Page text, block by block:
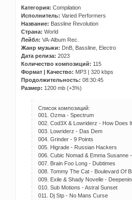
Категория: Compilation
Исполнитель: Varied Performers
Название: Bassline Revolution
Страна: World
Лейбл: VA-Album Rec.
Жанр музыки: DnB, Bassline, Electro
Дата релиза: 2023
Количество композиций: 115
Формат | Качество: MP3 | 320 kbps
Продолжительность: 08:30:45
Размер: 1200 mb (+3%)
Список композиций:
001. Ozma - Spectrum
002. Cod3X & Lowriderz - How Does
003. Lowriderz - Das Dem
004. Grinder - 9 Points
005. Higrade - Russian Hackers
006. Cubic Nomad & Emma Susanne
007. Brain Foo Long - Dubtimes
008. Tommy The Cat - Boulevard Of
009. Exile & Shady Novelle -
010. Sub Motions - Astral Sunset
011. Dj Stp - No Mans Curse